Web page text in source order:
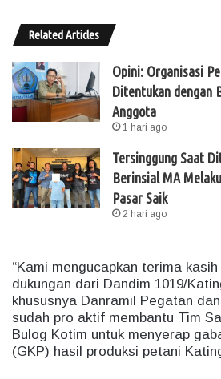
Related Articles
Opini: Organisasi
Ditentukan dengan
Anggota
1 hari ago
Tersinggung Saat
Berinsial MA
Pasar Saik
2 hari ago
“Kami mengucapkan terima
dukungan dari Dandim 1019/
khususnya Danramil Pegatan
sudah pro aktif membantu Tim
Bulog Kotim untuk menyerap
(GKP) hasil produksi petani